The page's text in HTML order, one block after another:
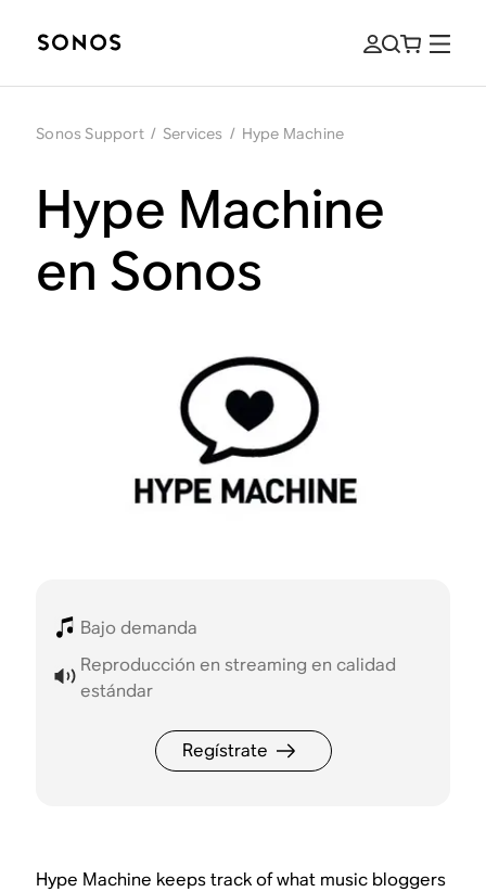
Sonos Support / Services / Hype Machine
Hype Machine
en Sonos
Bajo demanda
Reproducción en streaming en calidad
estándar
Regístrate
Hype Machine keeps track of what music bloggers